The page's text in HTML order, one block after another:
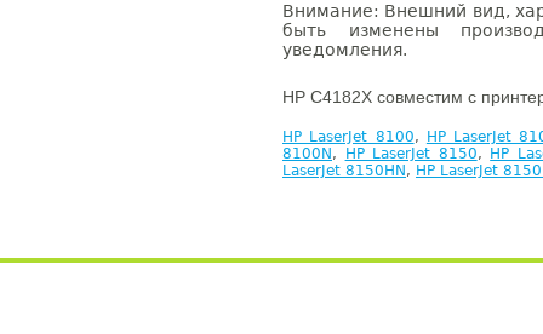
Внимание: Внешний вид,
быть изменены
уведомления.
HP C4182X совместим с
HP LaserJet 8100,
HP LaserJet
8100N , HP LaserJet 8150,
HP
LaserJet 8150HN , HP LaserJet